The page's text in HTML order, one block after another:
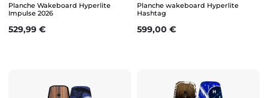
Planche Wakeboard Hyperlite
Impulse 2026
Prix
529,99 €
Planche wakeboard Hyperlite
Hashtag
Prix
599,00 €